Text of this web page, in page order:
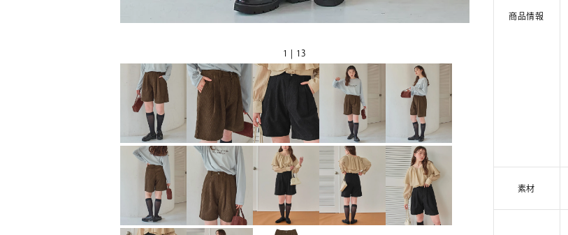
1 | 13
商品情報
素材